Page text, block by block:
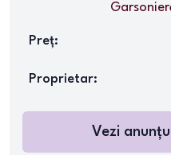
Preț:
Proprietar:
Vezi